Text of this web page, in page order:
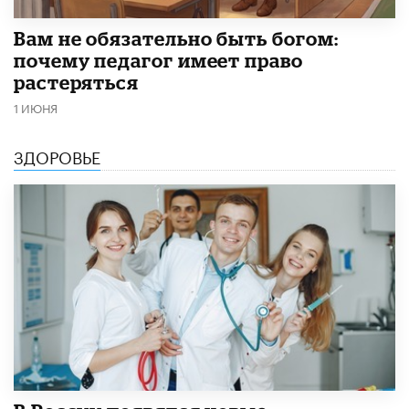
​Вам не обязательно быть богом:
почему педагог имеет право
растеряться
1 ИЮНЯ
ЗДОРОВЬЕ